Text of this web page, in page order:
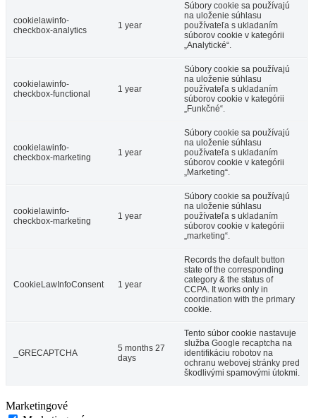
cookielawinfo-
checkbox-analytics
1 year
Súbory cookie sa používajú
na uloženie súhlasu
používateľa s ukladaním
súborov cookie v kategórii
„Analytické“.
cookielawinfo-
checkbox-functional
1 year
Súbory cookie sa používajú
na uloženie súhlasu
používateľa s ukladaním
súborov cookie v kategórii
„Funkčné“.
cookielawinfo-
checkbox-marketing
1 year
Súbory cookie sa používajú
na uloženie súhlasu
používateľa s ukladaním
súborov cookie v kategórii
„Marketing“.
cookielawinfo-
checkbox-marketing
1 year
Súbory cookie sa používajú
na uloženie súhlasu
používateľa s ukladaním
súborov cookie v kategórii
„marketing“.
CookieLawInfoConsent 1 year
Records the default button
state of the corresponding
category & the status of
CCPA. It works only in
coordination with the primary
cookie.
_GRECAPTCHA
5 months 27
days
Tento súbor cookie nastavuje
služba Google recaptcha na
identifikáciu robotov na
ochranu webovej stránky pred
škodlivými spamovými útokmi.
Marketingové